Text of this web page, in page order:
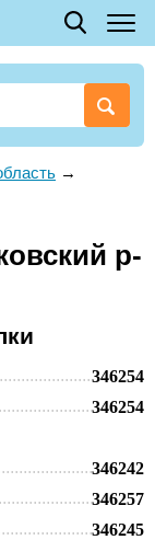
→
р-
346254
346254
346242
346257
346245